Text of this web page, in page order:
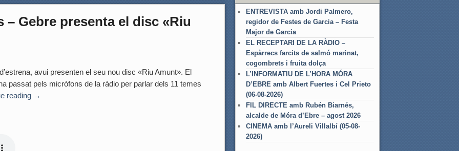
– Gebre presenta el disc «Riu
avui presenten el seu nou disc «Riu Amunt». El
passat pels micròfons de la ràdio per parlar dels 11 temes
reading →
ENTREVISTA amb Jordi Palmero,
regidor de Festes de Garcia – Festa
Major de Garcia
EL RECEPTARI DE LA RÀDIO –
Espàrrecs farcits de salmó marinat,
cogombrets i fruita dolça
L’INFORMATIU DE L’HORA MÓRA
D’EBRE amb Albert Fuertes i Cel Prieto
(06-08-2026)
FIL DIRECTE amb Rubén Biarnés,
alcalde de Móra d’Ebre – agost 2026
CINEMA amb l’Aureli Villalbí (05-08-
2026)